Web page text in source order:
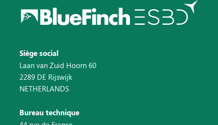
Siège social
Laan van Zuid Hoorn 60
2289 DE Rijswijk
NETHERLANDS
Bureau technique